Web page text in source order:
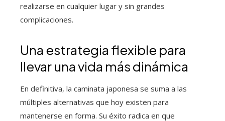
realizarse en cualquier lugar y sin grandes
complicaciones.
Una estrategia flexible para
llevar una vida más dinámica
En definitiva, la caminata japonesa se suma a las
múltiples alternativas que hoy existen para
mantenerse en forma. Su éxito radica en que